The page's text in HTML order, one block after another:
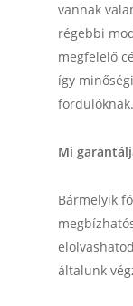
vannak
régebbi
megfelelő
így
fordulóknak.
Mi
Bármelyik
általunk